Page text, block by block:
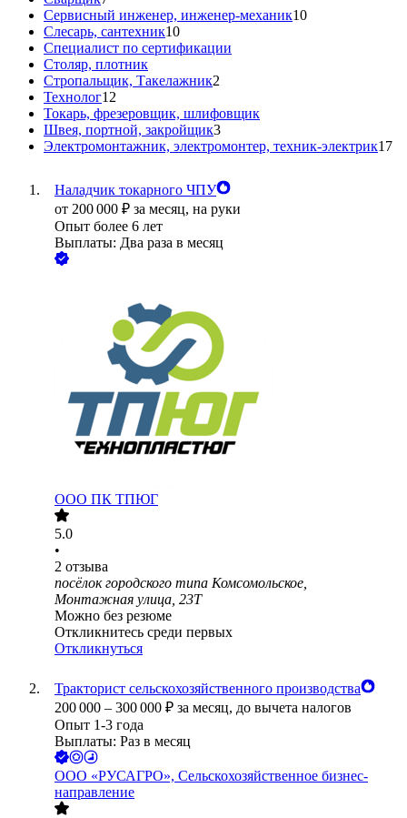
Сервисный инженер, инженер-механик10
Слесарь, сантехник10
Специалист по сертификации
Столяр, плотник
Стропальщик, Такелажник2
Технолог12
Токарь, фрезеровщик, шлифовщик
Швея, портной, закройщик3
Электромонтажник, электромонтер, техник-электрик17
Наладчик токарного ЧПУ
от 200 000 ₽ за месяц, на руки
Опыт более 6 лет
Выплаты: Два раза в месяц
ООО ПК ТПЮГ
5.0
•
2 отзыва
посёлок городского типа Комсомольское,
Монтажная улица, 23Т
Можно без резюме
Откликнитесь среди первых
Откликнуться
Тракторист сельскохозяйственного производства
200 000 – 300 000 ₽ за месяц, до вычета налогов
Опыт 1-3 года
Выплаты: Раз в месяц
ООО «РУСАГРО», Сельскохозяйственное бизнес-
направление